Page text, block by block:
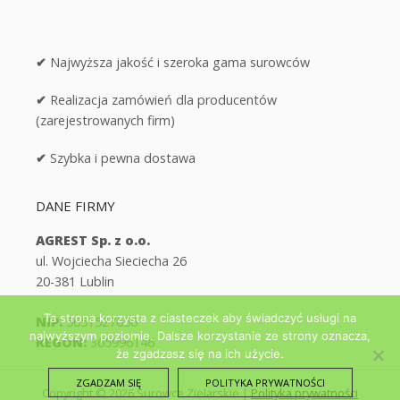
✔ Najwyższa jakość i szeroka gama surowców
✔ Realizacja zamówień dla producentów
(zarejestrowanych firm)
✔ Szybka i pewna dostawa
DANE FIRMY
AGREST Sp. z o.o.
ul. Wojciecha Sieciecha 26
20-381 Lublin
NIP:5651527656
REGON:365996146
Copyright © 2026 Surowce Zielarskie|Polityka prywatności
Ta strona korzysta z ciasteczek aby świadczyć usługi na
najwyższym poziomie. Dalsze korzystanie ze strony oznacza,
że zgadzasz się na ich użycie.
ZGADZAM SIĘ POLITYKA PRYWATNOŚCI